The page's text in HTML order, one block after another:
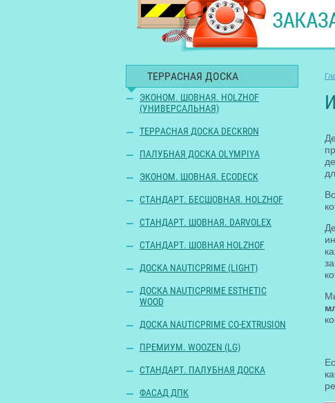
ТЕРРАСНАЯ ДОСКА
ЭКОНОМ. ШОВНАЯ. HOLZHOF
(УНИВЕРСАЛЬНАЯ)
ТЕРРАСНАЯ ДОСКА DECKRON
ПАЛУБНАЯ ДОСКА OLYMPIYA
ЭКОНОМ. ШОВНАЯ. ECODECK
СТАНДАРТ. БЕСШОВНАЯ. HOLZHOF
СТАНДАРТ. ШОВНАЯ. DARVOLEX
СТАНДАРТ. ШОВНАЯ HOLZHOF
ДОСКА NAUTICPRIME (LIGHT)
ДОСКА NAUTICPRIME ESTHETIC
WOOD
ДОСКА NAUTICPRIME CO-EXTRUSION
ПРЕМИУМ. WOOZEN (LG)
СТАНДАРТ. ПАЛУБНАЯ ДОСКА
ФАСАД ДПК